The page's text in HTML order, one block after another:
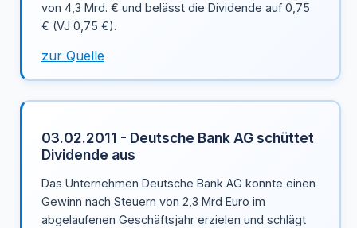
von 4,3 Mrd. € und belässt die Dividende auf 0,75
€ (VJ 0,75 €).
zur Quelle
03.02.2011 - Deutsche Bank AG schüttet
Dividende aus
Das Unternehmen Deutsche Bank AG konnte einen
Gewinn nach Steuern von 2,3 Mrd Euro im
abgelaufenen Geschäftsjahr erzielen und schlägt